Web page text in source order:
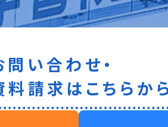
問い合わせ・
料請求はこちらか